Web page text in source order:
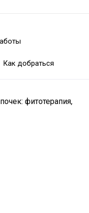
Как добраться
фитотерапия,